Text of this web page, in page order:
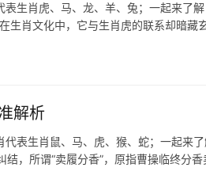
生肖虎、马、龙、羊、兔；一起来了
生肖文化中，它与生肖虎的联系却暗藏
解析
表生肖鼠、马、虎、猴、蛇；一起来
，所谓“卖履分香”，原指曹操临终分